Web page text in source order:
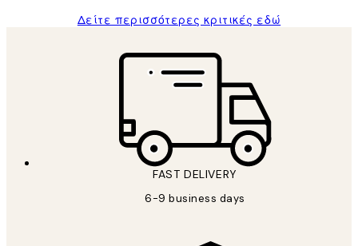
Δείτε περισσότερες κριτικές εδώ
FAST DELIVERY
6-9 business days